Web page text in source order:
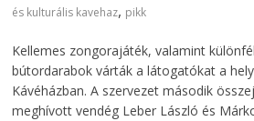
és kulturális kavehaz, pikk
Kellemes zongorajáték, valamint
bútordarabok várták a látogatókat a
Kávéházban. A szervezet második
meghívott vendég Leber László és